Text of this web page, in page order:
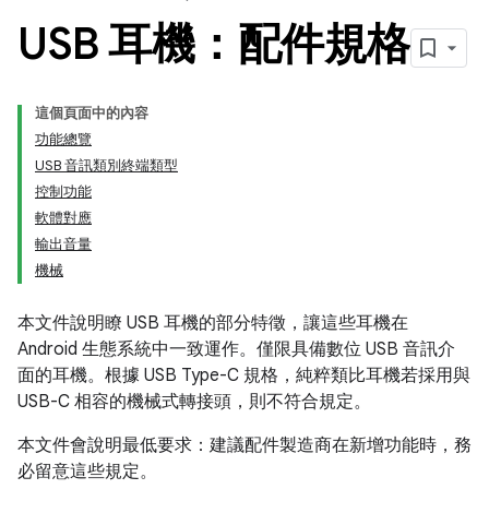
USB 耳機：配件規格
這個頁面中的內容
功能總覽
USB 音訊類別終端類型
控制功能
軟體對應
輸出音量
機械
本文件說明瞭 USB 耳機的部分特徵，讓這些耳機在
Android 生態系統中一致運作。僅限具備數位 USB 音訊介
面的耳機。根據 USB Type-C 規格，純粹類比耳機若採用與
USB-C 相容的機械式轉接頭，則不符合規定。
本文件會說明最低要求：建議配件製造商在新增功能時，務
必留意這些規定。